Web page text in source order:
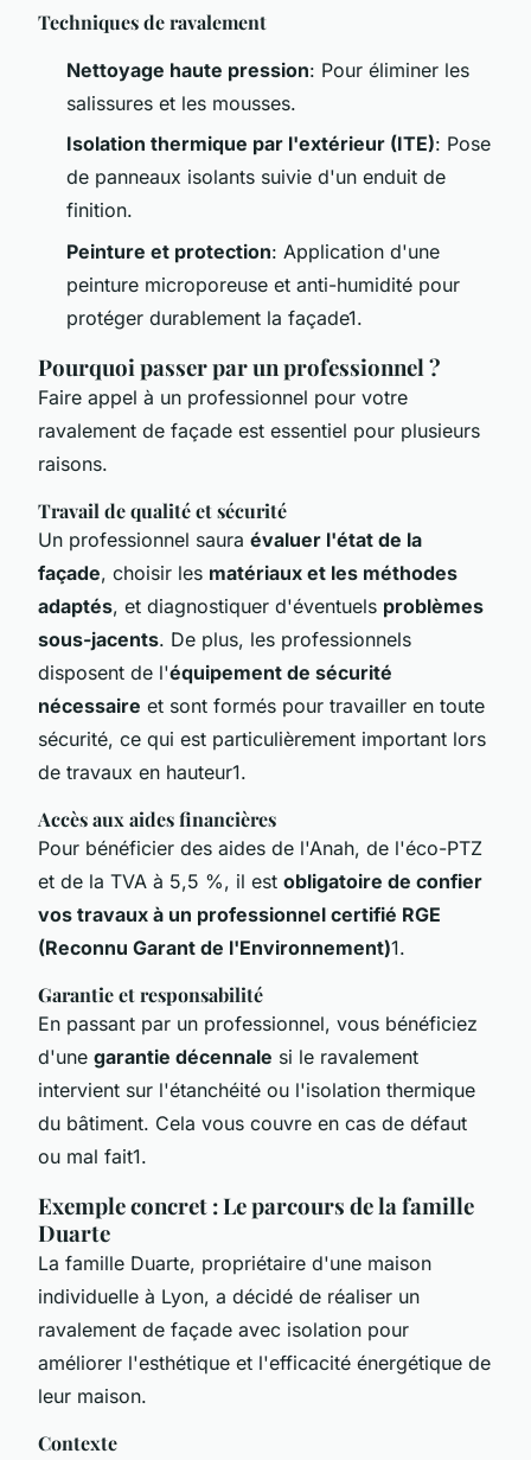
Techniques de ravalement
Nettoyage haute pression: Pour éliminer les
salissures et les mousses.
Isolation thermique par l'extérieur (ITE): Pose
de panneaux isolants suivie d'un enduit de
finition.
Peinture et protection: Application d'une
peinture microporeuse et anti-humidité pour
protéger durablement la façade1.
Pourquoi passer par un professionnel ?
Faire appel à un professionnel pour votre
ravalement de façade est essentiel pour plusieurs
raisons.
Travail de qualité et sécurité
Un professionnel saura évaluer l'état de la
façade, choisir les matériaux et les méthodes
adaptés, et diagnostiquer d'éventuels problèmes
sous-jacents. De plus, les professionnels
disposent de l'équipement de sécurité
nécessaire et sont formés pour travailler en toute
sécurité, ce qui est particulièrement important lors
de travaux en hauteur1.
Accès aux aides financières
Pour bénéficier des aides de l'Anah, de l'éco-PTZ
et de la TVA à 5,5 %, il est obligatoire de confier
vos travaux à un professionnel certifié RGE
(Reconnu Garant de l'Environnement)1.
Garantie et responsabilité
En passant par un professionnel, vous bénéficiez
d'une garantie décennale si le ravalement
intervient sur l'étanchéité ou l'isolation thermique
du bâtiment. Cela vous couvre en cas de défaut
ou mal fait1.
Exemple concret : Le parcours de la famille
Duarte
La famille Duarte, propriétaire d'une maison
individuelle à Lyon, a décidé de réaliser un
ravalement de façade avec isolation pour
améliorer l'esthétique et l'efficacité énergétique de
leur maison.
Contexte